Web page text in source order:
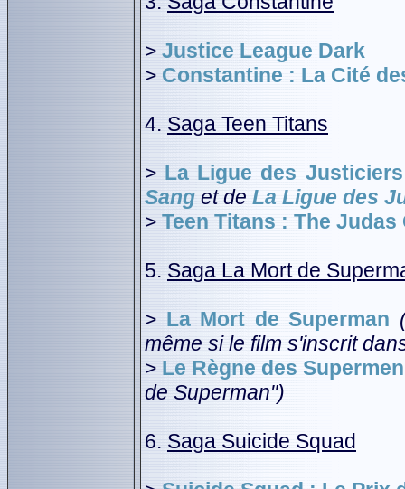
> Justice League Dark
> Constantine : La Cité
4. Saga Teen Titans
> La Ligue des
Sang et de La Ligue des
> Teen Titans : The
5. Saga La Mort de
> La Mort de Superman
même si le film s'inscrit
> Le Règne des Supermen
de Superman")
6. Saga Suicide Squad